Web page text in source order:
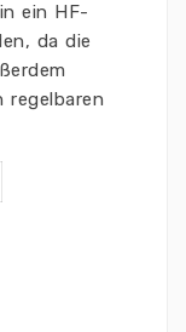
ein HF-
da die